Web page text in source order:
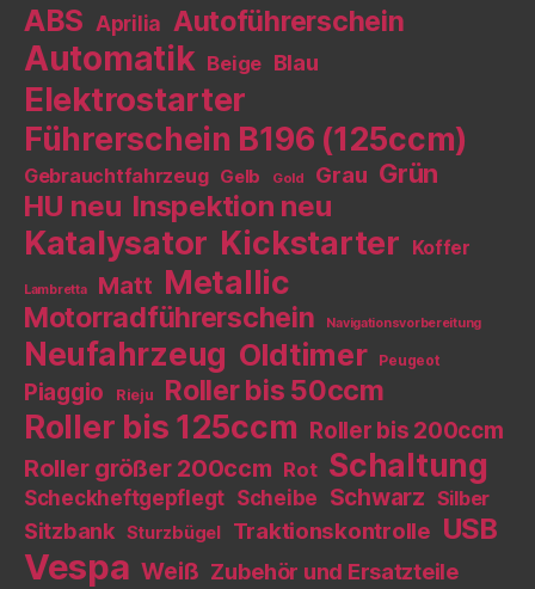
ABS Aprilia Autoführerschein
Automatik Beige Blau
Elektrostarter
Führerschein B196 (125ccm)
Gebrauchtfahrzeug Gelb Gold Grau Grün
HU neu Inspektion neu
Katalysator Kickstarter Koffer
Lambretta Matt Metallic
Motorradführerschein Navigationsvorbereitung
Neufahrzeug Oldtimer Peugeot
Piaggio Rieju Roller bis 50ccm
Roller bis 125ccm Roller bis 200ccm
Roller größer 200ccm Rot Schaltung
Scheckheftgepflegt Scheibe Schwarz Silber
Sitzbank Sturzbügel Traktionskontrolle USB
Vespa Weiß Zubehör und Ersatzteile